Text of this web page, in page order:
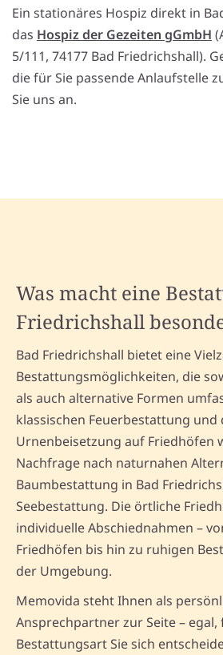
Ein stationäres Hospiz direkt in
das Hospiz der Gezeiten gGmbH
5/111, 74177 Bad Friedrichshall).
die für Sie passende Anlaufstelle
Sie uns an.
Was macht eine
Friedrichshall
Bad Friedrichshall bietet eine
Bestattungsmöglichkeiten, die
als auch alternative Formen
klassischen Feuerbestattung und
Urnenbeisetzung auf Friedhöfen
Nachfrage nach naturnahen
Baumbestattung in Bad
Seebestattung. Die örtliche
individuelle Abschiednahmen –
Friedhöfen bis hin zu ruhigen
der Umgebung.
Memovida steht Ihnen als
Ansprechpartner zur Seite –
Bestattungsart Sie sich